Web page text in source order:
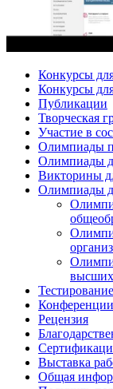
Конкурсы
Конкурсы
Публикации
Творческая
Участие в
Олимпиады
Олимпиады
Викторины
Олимпиады
высших
Конференции
Рецензия
Выставка
Общая